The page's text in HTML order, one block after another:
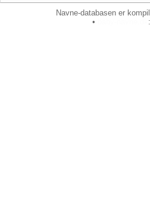
Navne-databasen er
•